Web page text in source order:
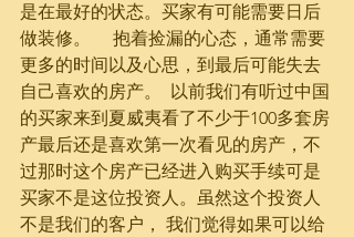
是在最好的状态。买家有可能需要日后
做装修。     抱着捡漏的心态，通常需要
更多的时间以及心思，到最后可能失去
自己喜欢的房产。  以前我们有听过中国
的买家来到夏威夷看了不少于100多套房
产最后还是喜欢第一次看见的房产，不
过那时这个房产已经进入购买手续可是
买家不是这位投资人。虽然这个投资人
不是我们的客户， 我们觉得如果可以给